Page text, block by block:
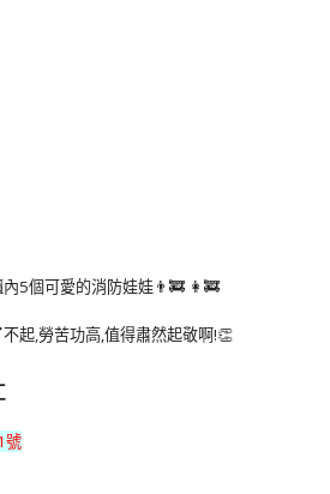
5個可愛的消防娃娃👨‍🚒 👩‍🚒
起,勞苦功高,值得肅然起敬啊!👏
號